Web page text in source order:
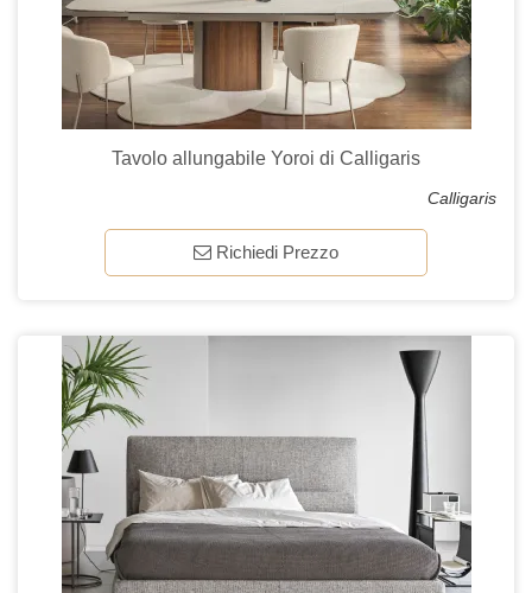
Tavolo allungabile Yoroi di Calligaris
Calligaris
Richiedi Prezzo